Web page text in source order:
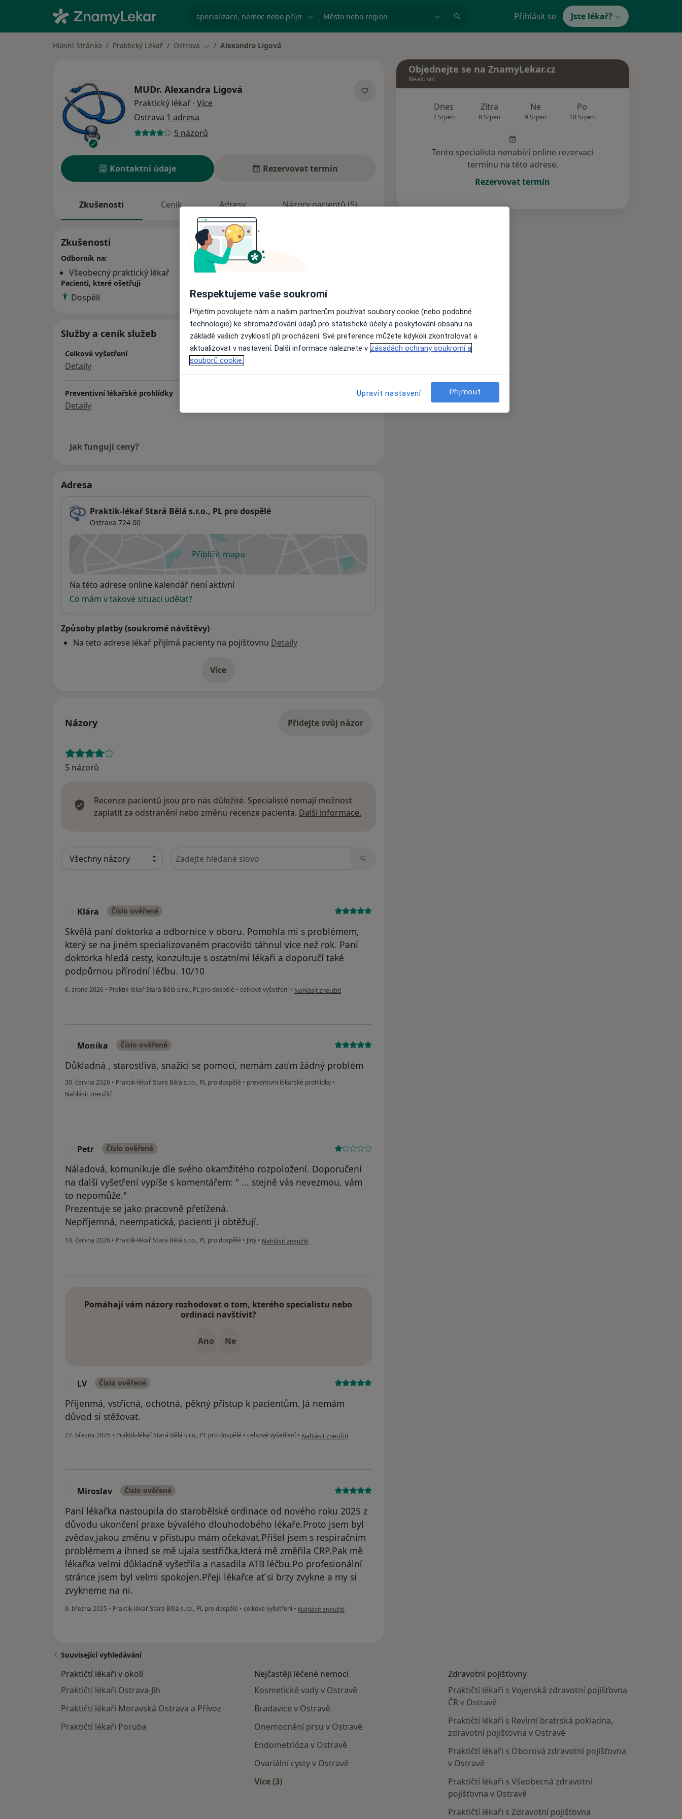
specializace, nemoc nebo příjmení Město nebo region Přihlásit se Jste lékař?
Hlavní Stránka Praktický Lékař Ostrava Změna města
Alexandra Ligová
MUDr. Alexandra Ligová
Praktický lékař · Více
Ostrava 1 adresa
5 názorů
Kontaktní údaje Rezervovat termín
Zkušenosti Ceník Adresy Názory pacientů (5)
Zkušenosti
Odborník na:
Všeobecný praktický lékař
Pacienti, které ošetřuji
Dospělí
Služby a ceník služeb
Celkové vyšetření
Detaily
Preventivní lékařské prohlídky
Detaily
Jak fungují ceny?
Adresa
Praktik-lékař Stará Bělá s.r.o., PL pro dospělé
Ostrava 724 00
Přiblížit mapuse otevře v nové záložce
Dostupnost
Na této adrese online kalendář není aktivní
Co mám v takové situaci udělat?
Způsoby platby (soukromé návštěvy)
Na teto adrese lékař přijímá pacienty na pojišťovnu Detaily
Víceo adrese
Názory Přidejte svůj názor
5 názorů
Recenze pacientů jsou pro nás důležité. Specialisté nemají možnost
zaplatit za odstranění nebo změnu recenze pacienta. Další informace.
Hledejte v názorech
Klára Číslo ověřené
Skvělá paní doktorka a odbornice v oboru. Pomohla mi s problémem,
který se na jiném specializovaném pracovišti táhnul více než rok. Paní
doktorka hledá cesty, konzultuje s ostatními lékaři a doporučí také
podpůrnou přírodní léčbu. 10/10
6. srpna 2026 • Praktik-lékař Stará Bělá s.r.o., PL pro dospělé • celkové vyšetření • podle názoru uživatele Klára
Nahlásit zneužití
Monika Číslo ověřené
Důkladná , starostlivá, snažící se pomoci, nemám zatím žádný problém
30. června 2026 • Praktik-lékař Stará Bělá s.r.o., PL pro dospělé • preventivní lékařské prohlídky •
podle názoru uživatele Monika
Nahlásit zneužití
Petr Číslo ověřené
Náladová, komunikuje dle svého okamžitého rozpoložení. Doporučení
na další vyšetření vypíše s komentářem: " ... stejně vás nevezmou, vám
to nepomůže."
Prezentuje se jako pracovně přetížená.
Nepříjemná, neempatická, pacienti ji obtěžují.
10. června 2026 • Praktik-lékař Stará Bělá s.r.o., PL pro dospělé • Jiný • podle názoru uživatele Petr
Nahlásit zneužití
Pomáhají vám názory rozhodovat o tom, kterého specialistu nebo
ordinaci navštívit?
Ano Ne
LV Číslo ověřené
Příjenmá, vstřícná, ochotná, pěkný přístup k pacientům. Já nemám
důvod si stěžovat.
27. března 2025 • Praktik-lékař Stará Bělá s.r.o., PL pro dospělé • celkové vyšetření • podle názoru uživatele LV
Nahlásit zneužití
Miroslav Číslo ověřené
Paní lékařka nastoupila do starobělské ordinace od nového roku 2025 z
důvodu ukončení praxe bývalého dlouhodobého lékaře.Proto jsem byl
zvědav,jakou změnu v přístupu mám očekávat.Přišel jsem s respiračním
problémem a ihned se mě ujala sestřička,která mě změřila CRP.Pak mě
lékařka velmi důkladně vyšetřila a nasadila ATB léčbu.Po profesionální
stránce jsem byl velmi spokojen.Přeji lékařce ať si brzy zvykne a my si
zvykneme na ni.
9. března 2025 • Praktik-lékař Stará Bělá s.r.o., PL pro dospělé • celkové vyšetření • podle názoru uživatele Miroslav
Nahlásit zneužití
Objednejte se na ZnamyLekar.cz
Neaktivní
Dnes
7 Srpen
Zítra
8 Srpen
Ne
9 Srpen
Po
10 Srpen
Tento specialista nenabízí online rezervaci
termínu na této adrese.
Rezervovat termín
Související vyhledávání
Praktičtí lékaři v okolí
Praktičtí lékaři Ostrava-Jih
Praktičtí lékaři Moravská Ostrava a Přívoz
Praktičtí lékaři Poruba
Nejčastěji léčené nemoci
Kosmetické vady v Ostravě
Bradavice v Ostravě
Onemocnění prsu v Ostravě
Endometrióza v Ostravě
Ovariální cysty v Ostravě
Více (3)
Zdravotní pojišťovny
Praktičtí lékaři s Vojenská zdravotní pojišťovna
ČR v Ostravě
Praktičtí lékaři s Revírní bratrská pokladna,
zdravotní pojišťovna v Ostravě
Praktičtí lékaři s Oborová zdravotní pojišťovna
v Ostravě
Praktičtí lékaři s Všeobecná zdravotní
pojišťovna v Ostravě
Praktičtí lékaři s Zdravotní pojišťovna
Respektujeme vaše soukromí
Přijetím povolujete nám a našim partnerům používat soubory cookie (nebo podobné
technologie) ke shromažďování údajů pro statistické účely a poskytování obsahu na
základě vašich zvyklostí při procházení. Své preference můžete kdykoli zkontrolovat a
aktualizovat v nastavení. Další informace naleznete v zásadách ochrany soukromí a
souborů cookie.
Upravit nastavení Přijmout